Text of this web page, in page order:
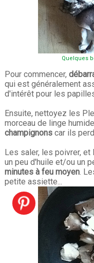
Quelques
Pour commencer,
qui est généralement
d'intérêt pour les
Ensuite, nettoyez les
morceau de linge
champignonscar ils
Les saler, les poivrer, et
un peu d'huile et/ou un
minutes à feu moyen.
petite assiette...